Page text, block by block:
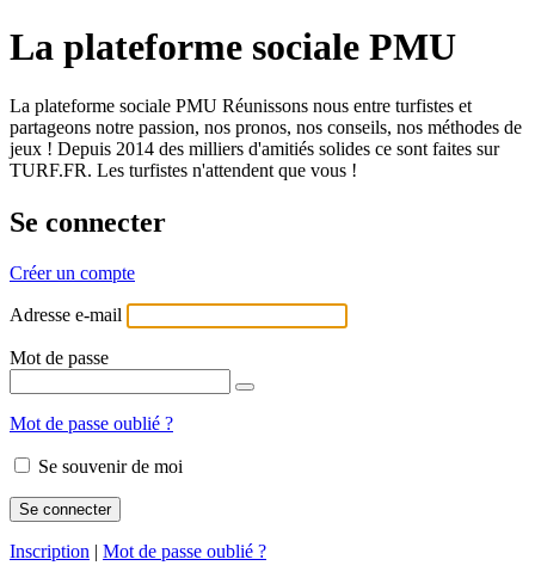
La plateforme sociale PMU
La plateforme sociale PMU Réunissons nous entre turfistes et
partageons notre passion, nos pronos, nos conseils, nos méthodes de
jeux ! Depuis 2014 des milliers d'amitiés solides ce sont faites sur
TURF.FR. Les turfistes n'attendent que vous !
Se connecter
Créer un compte
Adresse e-mail
Mot de passe
Mot de passe oublié ?
Se souvenir de moi
Inscription | Mot de passe oublié ?